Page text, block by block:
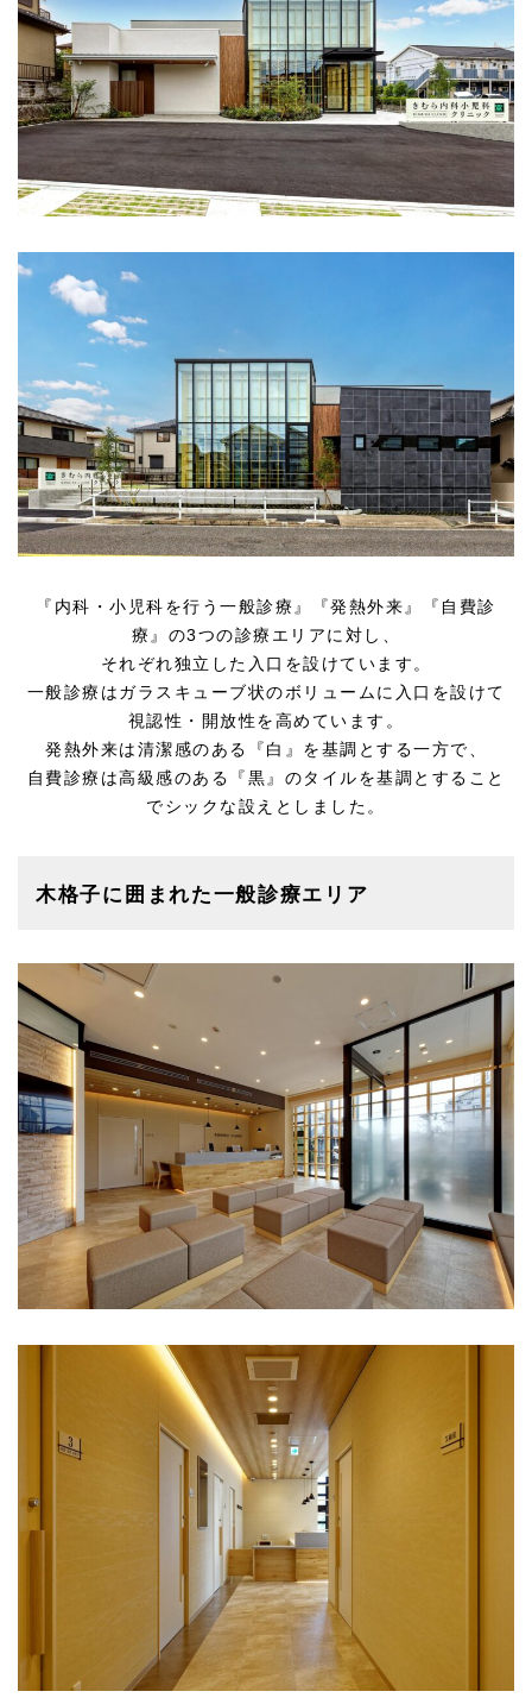
『内科・小児科を行う一般診療』『発熱外来』『自費診
療』の3つの診療エリアに対し、
それぞれ独立した入口を設けています。
一般診療はガラスキューブ状のボリュームに入口を設けて
視認性・開放性を高めています。
発熱外来は清潔感のある『白』を基調とする一方で、
自費診療は高級感のある『黒』のタイルを基調とすること
でシックな設えとしました。
木格子に囲まれた一般診療エリア